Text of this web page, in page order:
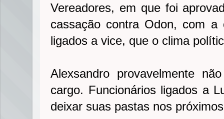
Vereadores, em que foi
cassação contra Odon, com a
ligados a vice, que o clima
Alexsandro provavelmente
cargo. Funcionários ligados a
deixar suas pastas nos